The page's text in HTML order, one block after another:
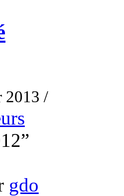
2013 /
gdo